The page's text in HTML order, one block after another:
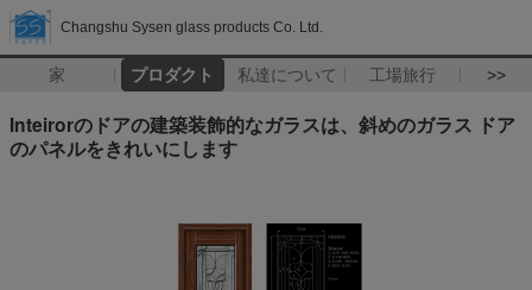
Changshu Sysen glass products Co. Ltd.
家 プロダクト 私達について 工場旅行 >>
Inteirorのドアの建築装飾的なガラスは、斜めのガラス ドア
のパネルをきれいにします